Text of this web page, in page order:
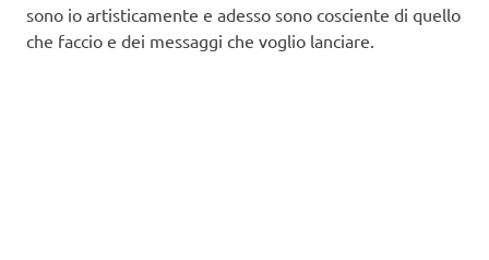
sono io artisticamente e adesso sono cosciente di quello
che faccio e dei messaggi che voglio lanciare.